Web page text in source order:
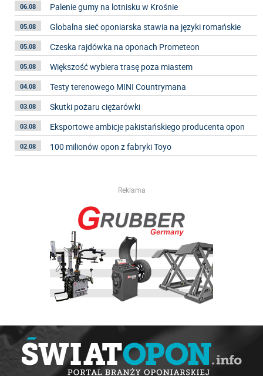
06.08 Palenie gumy na lotnisku w Krośnie
05.08 Globalna sieć oponiarska stawia na języki romańskie
05.08 Czeska rajdówka na oponach Prometeon
05.08 Większość wybiera trasę poza miastem
04.08 Testy terenowego MINI Countrymana
03.08 Skutki pożaru ciężarówki
03.08 Eksportowe ambicje pakistańskiego producenta opon
02.08 100 milionów opon z fabryki Toyo
Reklama